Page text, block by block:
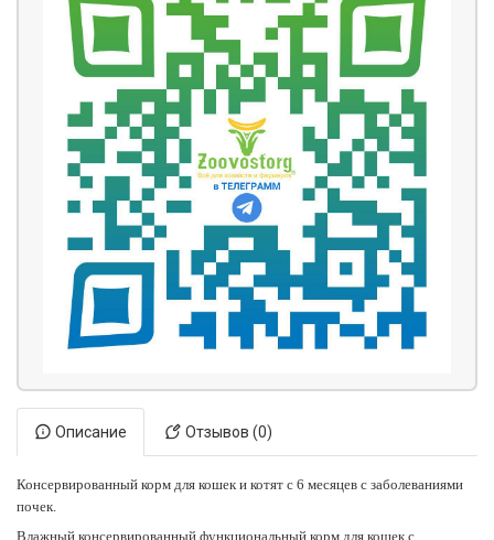
Описание Отзывов (0)
Консервированный корм для кошек и котят с 6 месяцев с заболеваниями
почек.
Влажный консервированный функциональный корм для кошек с